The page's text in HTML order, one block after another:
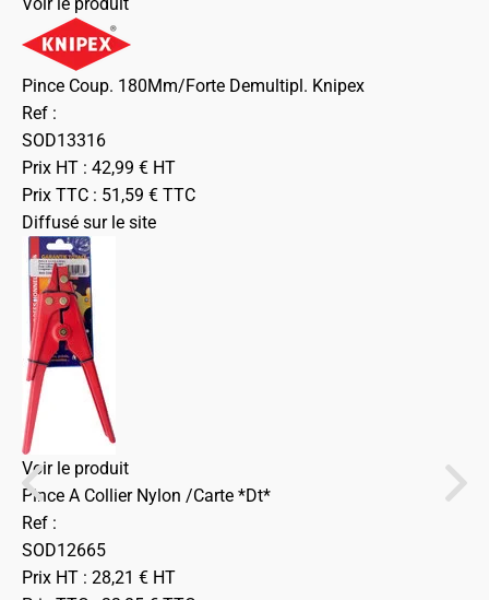
Pince Coup. 180Mm/Forte Demultipl. Knipex
Ref :
SOD13316
Prix HT : 42,99 € HT
Prix TTC : 51,59 € TTC
Diffusé sur le site
Voir le produit
Pince A Collier Nylon /Carte *Dt*
Ref :
SOD12665
Prix HT : 28,21 € HT